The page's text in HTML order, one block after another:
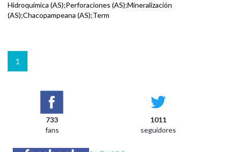
Hidroquímica (AS);Perforaciones (AS);Mineralización
(AS);Chacopampeana (AS);Term
1
733
1011
fans
seguidores